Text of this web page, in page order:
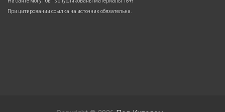
При цитировании ссылка на источник обязательна.